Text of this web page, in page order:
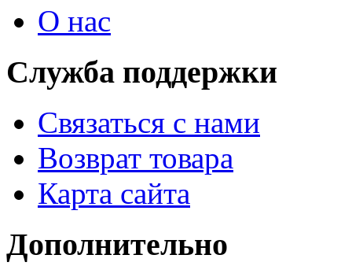
О нас
Служба поддержки
Связаться с нами
Возврат товара
Карта сайта
Дополнительно